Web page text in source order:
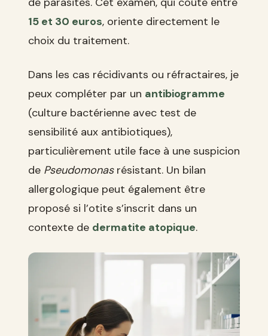
15 et 30 euros, oriente directement le
choix du traitement.
Dans les cas récidivants ou réfractaires, je
peux compléter par un antibiogramme
(culture bactérienne avec test de
sensibilité aux antibiotiques),
particulièrement utile face à une suspicion
de Pseudomonasrésistant. Un bilan
allergologique peut également être
proposé si l’otite s’inscrit dans un
contexte de dermatite atopique.